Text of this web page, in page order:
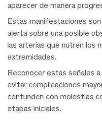
aparecer de manera
Estas manifestaciones
alerta sobre una posible
las arterias que nutren los
extremidades.
Reconocer estas señales
evitar complicaciones
confunden con molestias
etapas iniciales.